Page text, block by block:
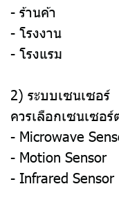
- ร้านค้า
- โรงงาน
- โรงแรม
2) ระบบเซนเซอร์
ควรเลือกเซนเซอ
- Microwave
- Motion Sensor
- Infrared Sensor